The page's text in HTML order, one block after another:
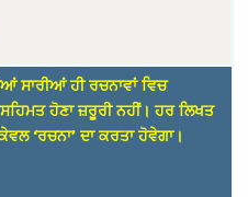
ਸਾਰੀਆਂ ਹੀ ਰਚਨਾਵਾਂ ਵਿਚ
ਸਹਿਮਤ ਹੋਣਾ ਜ਼ਰੂਰੀ ਨਹੀਂ। ਹਰ ਲਿਖਤ
‘ਰਚਨਾ’ ਦਾ ਕਰਤਾ ਹੋਵੇਗਾ।